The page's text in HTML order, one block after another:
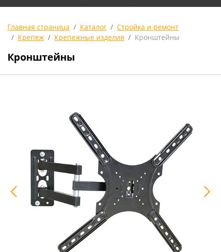
Главная страница Каталог
Стройка и ремонт
Крепеж
Крепежные изделия Кронштейны
Кронштейны